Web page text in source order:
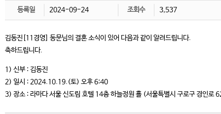
등록일 2024-09-24 조회수 3,537
김동진[11경영] 동문님의 결혼 소식이 있어 다음과 같이 알려드립니다.
축하드립니다.
1) 신부 : 김동진
2) 일시 : 2024.10.19.(토) 오후 6:40
3) 장소 : 라마다 서울 신도림 호텔 14층 하늘정원 홀 (서울특별시 구로구 경인로